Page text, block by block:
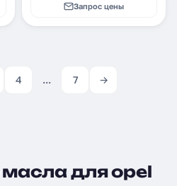
Запрос цены
4 ... 7 →
для opel